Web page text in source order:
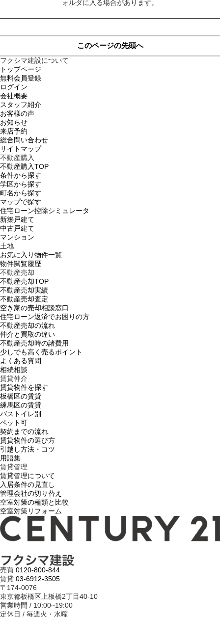
ォルダに入る場合があります。
このページの先頭へ
フクシマ建設について
トップページ
無料会員登録
ログイン
会社概要
スタッフ紹介
お客様の声
お知らせ
来店予約
総合問い合わせ
サイトマップ
不動産購入
不動産購入TOP
条件から探す
学区から探す
町名から探す
マップで探す
住宅ローン控除シミュレータ
新築戸建て
中古戸建て
マンション
土地
お気に入り物件一覧
物件閲覧履歴
不動産売却
不動産売却TOP
不動産売却実績
不動産売却査定
空き家の売却相談窓口
住宅ローン返済でお困りの方
不動産売却の流れ
仲介と買取の違い
不動産売却時の諸費用
少しでも高く売るポイント
よくある質問
相続相談
賃貸仲介
賃貸物件を探す
板橋区の賃貸
練馬区の賃貸
バストイレ別
ペット可
契約までの流れ
賃貸物件の選び方
引越し方法・コツ
用語集
賃貸管理
賃貸管理について
入居条件の見直し
管理会社の切り替え
空室対策の種類と比較
空室対策リフォーム
売買 0120-800-844
賃貸 03-6912-3505
〒174-0076
東京都板橋区上板橋2丁目40-10
営業時間 / 10:00~19:00
定休日 / 毎週火・水曜